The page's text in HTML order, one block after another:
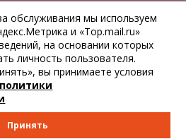
ОПЛАТА
ЗАКАЗ
обслуживания мы используем
и «Top.mail.ru»
на основании которых
личность пользователя.
вы принимаете условия
политики
Принять